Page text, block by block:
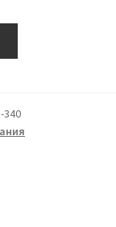
340